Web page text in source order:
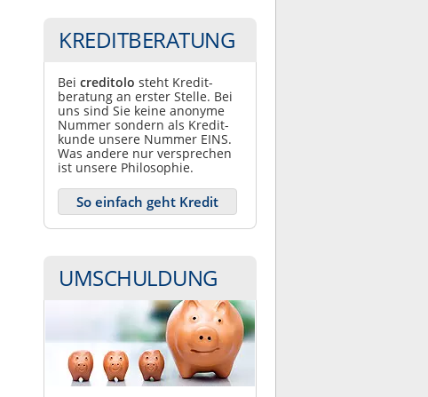
KREDITBERATUNG
Bei creditolo steht Kredit­
beratung an erster Stelle. Bei
uns sind Sie keine anonyme
Nummer sondern als Kredit­
kunde unsere Nummer EINS.
Was andere nur ver­sprechen
ist unsere Philosophie.
So einfach geht Kredit
UMSCHULDUNG